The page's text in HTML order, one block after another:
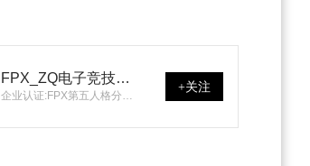
FPX_ZQ电子竞技俱
乐部
企业认证:FPX第五人格分部
+关注